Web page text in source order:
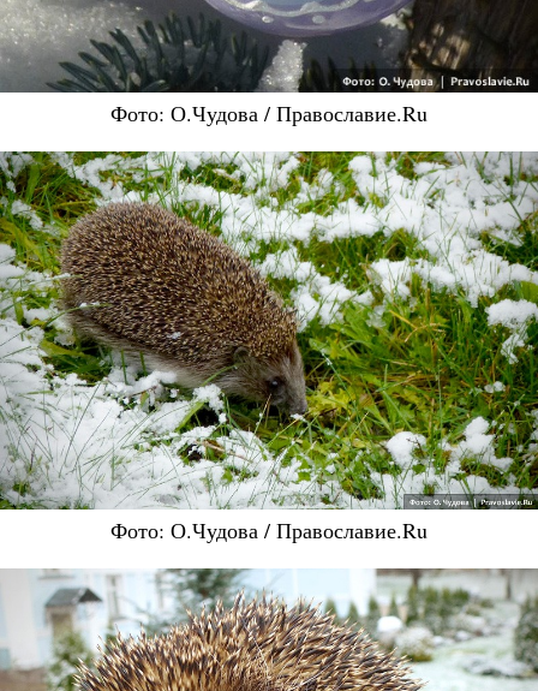
Фото: О.Чудова / Православие.Ru
Фото: О.Чудова / Православие.Ru